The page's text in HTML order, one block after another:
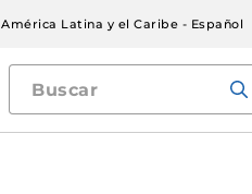
América Latina y el Caribe - Español